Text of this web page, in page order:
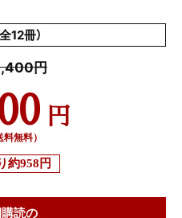
12冊）
円
円
料無料）
約958円
読の